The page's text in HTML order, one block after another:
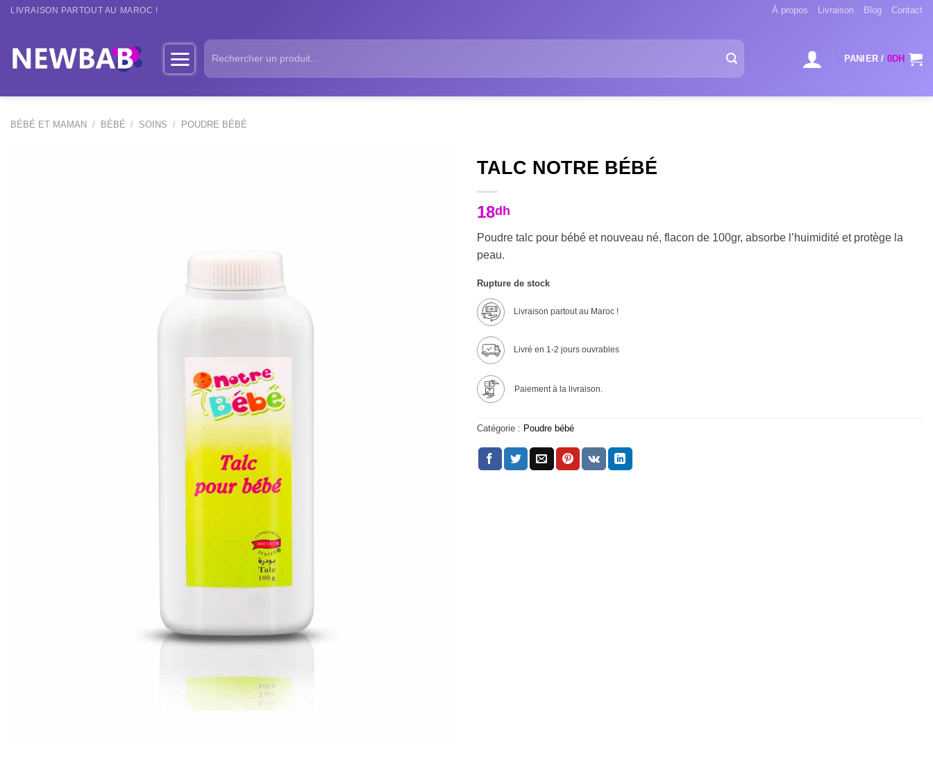
Passer
LIVRAISON PARTOUT AU MAROC ! À propos Livraison Blog Contact
Recherche
pour :
PANIER / 0DH
BÉBÉ ET MAMAN / BÉBÉ / SOINS / POUDRE BÉBÉ
TALC NOTRE BÉBÉ
18dh
Poudre talc pour bébé et nouveau né, flacon de 100gr, absorbe l’huimidité et protège la
peau.
Rupture de stock
Livraison partout au Maroc !
Livré en 1-2 jours ouvrables
Paiement à la livraison.
Catégorie : Poudre bébé